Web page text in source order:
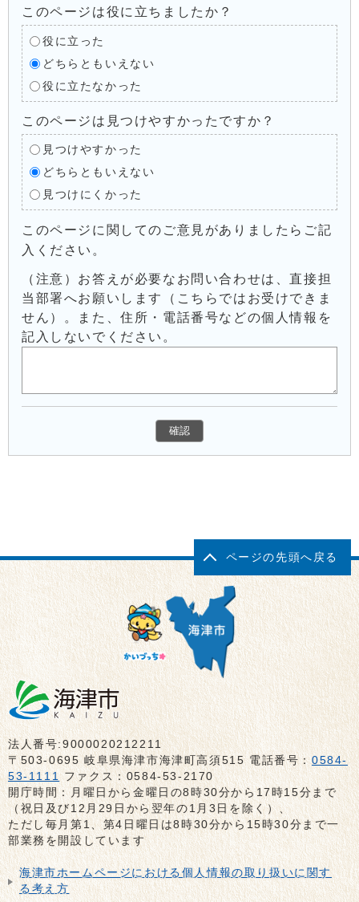
このページは役に立ちましたか？
役に立った
どちらともいえない
役に立たなかった
このページは見つけやすかったですか？
見つけやすかった
どちらともいえない
見つけにくかった
このページに関してのご意見がありましたらご記
入ください。
（注意）お答えが必要なお問い合わせは、直接担
当部署へお願いします（こちらではお受けできま
せん）。また、住所・電話番号などの個人情報を
記入しないでください。
ページの先頭へ戻る
法人番号:9000020212211
〒503-0695 岐阜県海津市海津町高須515 電話番号：0584-
53-1111 ファクス：0584-53-2170
開庁時間：月曜日から金曜日の8時30分から17時15分まで
（祝日及び12月29日から翌年の1月3日を除く）、
ただし毎月第1、第4日曜日は8時30分から15時30分まで一
部業務を開設しています
海津市ホームページにおける個人情報の取り扱いに関す
る考え方